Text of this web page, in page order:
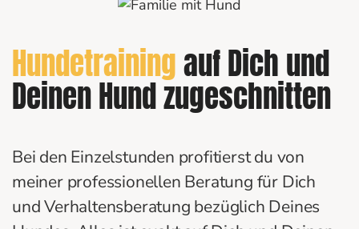
Hundetrainingauf Dich und
Deinen Hund zugeschnitten
Bei den Einzelstunden profitierst du von
meiner professionellen Beratung für Dich
und Verhaltensberatung bezüglich Deines